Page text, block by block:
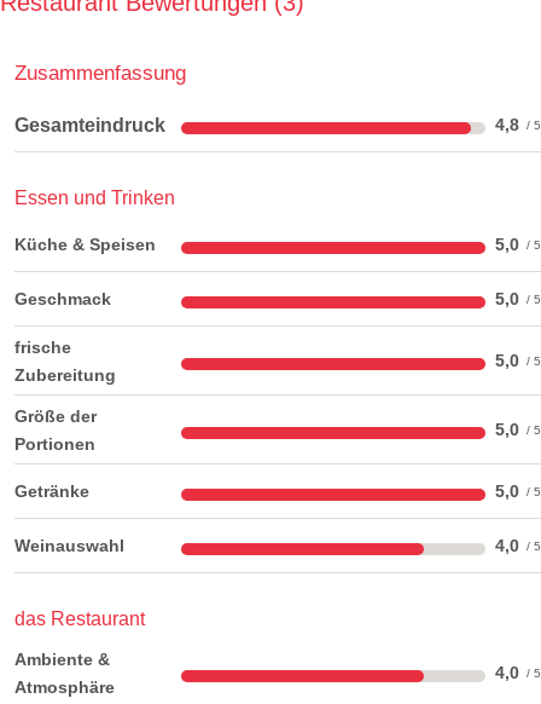
Zusammenfassung
Gesamteindruck 4,8
Essen und Trinken
Küche & Speisen 5,0
Geschmack 5,0
frische
Zubereitung
5,0
Größe der
Portionen
5,0
Getränke 5,0
Weinauswahl 4,0
das Restaurant
Ambiente &
Atmosphäre
4,0